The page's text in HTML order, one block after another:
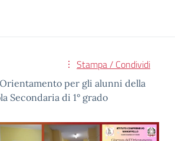
Stampa / Condividi
per gli alunni della
Secondaria di 1° grado